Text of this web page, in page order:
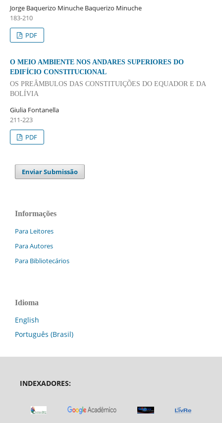
Jorge Baquerizo Minuche Baquerizo Minuche
183-210
PDF
O MEIO AMBIENTE NOS ANDARES SUPERIORES DO
EDIFÍCIO CONSTITUCIONAL
OS PREÂMBULOS DAS CONSTITUIÇÕES DO EQUADOR E DA
BOLÍVIA
Giulia Fontanella
211-223
PDF
Enviar Submissão
Informações
Para Leitores
Para Autores
Para Bibliotecários
Idioma
English
Português (Brasil)
INDEXADORES: